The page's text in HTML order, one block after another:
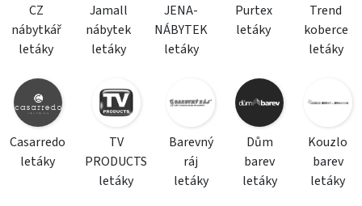
CZ
nábytkář
letáky
Jamall
nábytek
letáky
JENA-
NÁBYTEK
letáky
Purtex
letáky
Trend
koberce
letáky
Casarredo
letáky
TV
PRODUCTS
letáky
Barevný
ráj
letáky
Dům
barev
letáky
Kouzlo
barev
letáky